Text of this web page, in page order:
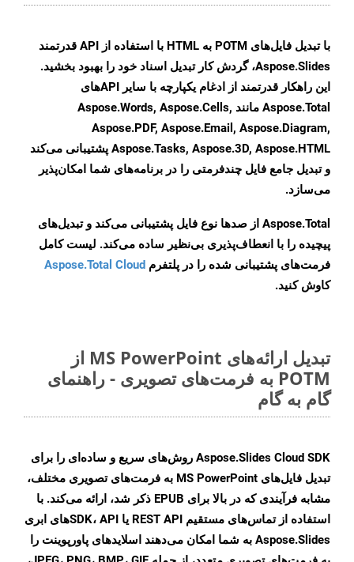
با تبدیل فایل‌های POTM به HTML با استفاده از API قدرتمند
Aspose.Slides، گردش کار تبدیل اسناد خود را بهبود بخشید.
این راهکار قدرتمند از ادغام یکپارچه با سایر APIهای
Aspose.Total مانند Aspose.Words, Aspose.Cells,
Aspose.PDF, Aspose.Email, Aspose.Diagram,
Aspose.Tasks, Aspose.3D, Aspose.HTML پشتیبانی می‌کند
و تبدیل جامع فایل چندفرمتی را در برنامه‌های شما امکان‌پذیر
می‌سازد.
Aspose.Total از صدها نوع فایل پشتیبانی می‌کند و تبدیل‌های
پیچیده را با انعطاف‌پذیری بی‌نظیر ساده می‌کند. لیست کامل
فرمت‌های پشتیبانی شده را در پلتفرم Aspose.Total Cloud
کاوش کنید.
تبدیل ارائه‌های MS PowerPoint از
POTM به فرمت‌های تصویری - راهنمای
گام به گام
Aspose.Slides Cloud SDK روش‌های سریع و ساده‌ای را برای
تبدیل فایل‌های MS PowerPoint به فرمت‌های تصویری مختلف،
مشابه فرآیندی که در بالا برای EPUB ذکر شد، ارائه می‌کند. با
استفاده از تماس‌های مستقیم REST API یا SDK، APIهای ابری
Aspose.Slides به شما امکان می‌دهند اسلایدهای پاورپوینت را